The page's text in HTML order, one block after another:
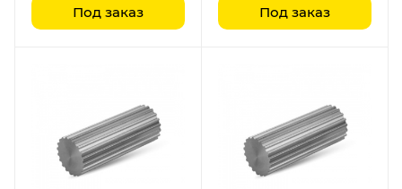
Под заказ Под заказ